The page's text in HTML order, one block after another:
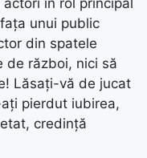
unui public
din spatele
de război, nici să
Lăsați-vă de jucat
pierdut iubirea,
credință